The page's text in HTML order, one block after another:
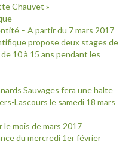
Chauvet »
– A partir du 7 mars 2017
propose deux stages de
10 à 15 ans pendant les
Sauvages fera une halte
Lascours le samedi 18 mars
mois de mars 2017
du mercredi 1er février